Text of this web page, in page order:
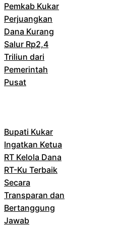
Pemkab Kukar
Perjuangkan
Dana Kurang
Salur Rp2,4
Triliun dari
Pemerintah
Pusat
Bupati Kukar
Ingatkan Ketua
RT Kelola Dana
RT-Ku Terbaik
Secara
Transparan dan
Bertanggung
Jawab